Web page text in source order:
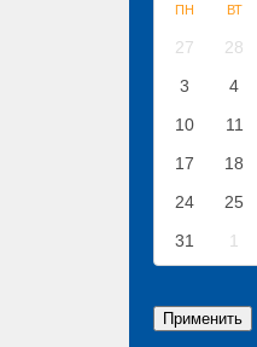
ПН ВТ
27 28
3
4
10
11
17
18
24
25
31
1